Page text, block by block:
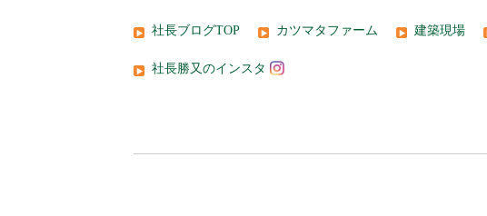
社長ブログTOP カツマタファーム 建築現場
社長勝又のインスタ